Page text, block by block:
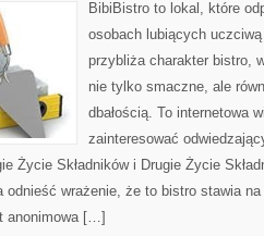
BibiBistro to lokal, które
osobach lubiących
przybliża charakter bistro,
nie tylko smaczne, ale
dbałością. To internetowa
zainteresować
Życie Składników i Drugie Życie
odnieść wrażenie, że to bistro stawia na
anonimowa […]